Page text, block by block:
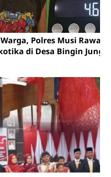
Polres Musi Rawas
di Desa Bingin